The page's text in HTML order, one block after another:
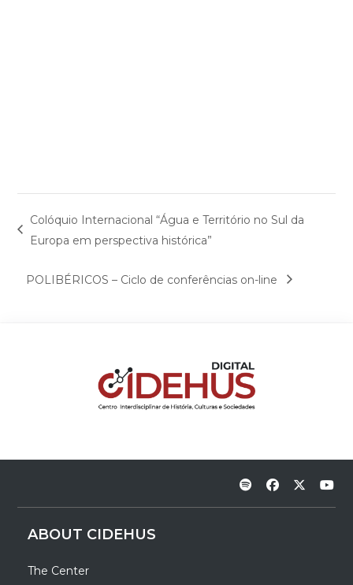
Colóquio Internacional “Água e Território no Sul da
Europa em perspectiva histórica”
POLIBÉRICOS – Ciclo de conferências on-line
ABOUT CIDEHUS
The Center